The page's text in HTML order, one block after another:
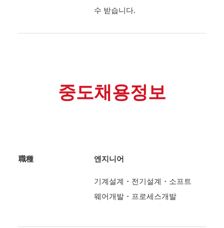
수 받습니다.
중도채용정보
職種 엔지니어
기계설계・전기설계・소프트
웨어개발・프로세스개발